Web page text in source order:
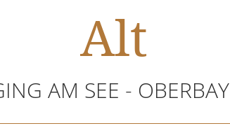
Alt
AM SEE -